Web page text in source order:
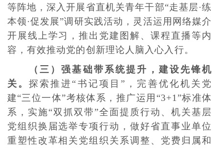
等阵地，深入开展省直机关青年干部“走基层·练
本领·促发展”调研实践活动，灵活运用网络媒介
开展线上学习，推出党建图解、课程直播等内
容，有效推动党的创新理论人脑入心入行。
（三）强基础带系统提升，建设先锋机
关。 探索推进“书记项目”，完善优化机关党
建“三位一体”考核体系，推广运用“3+1”标准体
系，实施“双抓双带”全面提质行动、机关基层
党组织换届选举专项行动，做好省直事业单位
重塑性改革相关党组织关系调整、党费归属和